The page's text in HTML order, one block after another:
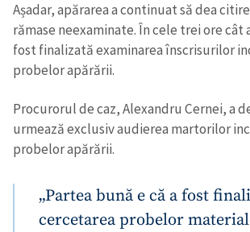
Așadar, apărarea a continuat să dea
rămase neexaminate. În cele trei ore cât
fost finalizată examinarea înscrisurilor
probelor apărării.
Procurorul de caz, Alexandru Cernei, a
urmează exclusiv audierea martorilor
probelor apărării.
„Partea bună e că a fost
cercetarea probelor